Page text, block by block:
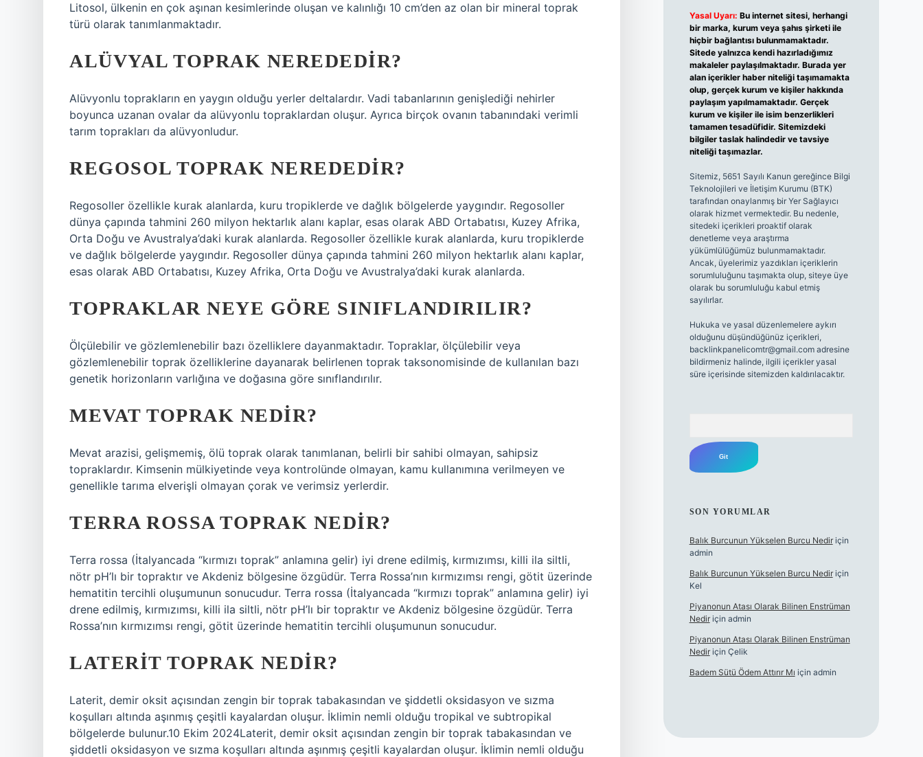
Litosol, ülkenin en çok aşınan kesimlerinde oluşan ve kalınlığı 10 cm’den az olan bir mineral toprak
türü olarak tanımlanmaktadır.
ALÜVYAL TOPRAK NEREDEDIR?
Alüvyonlu toprakların en yaygın olduğu yerler deltalardır. Vadi tabanlarının genişlediği nehirler
boyunca uzanan ovalar da alüvyonlu topraklardan oluşur. Ayrıca birçok ovanın tabanındaki verimli
tarım toprakları da alüvyonludur.
REGOSOL TOPRAK NEREDEDIR?
Regosoller özellikle kurak alanlarda, kuru tropiklerde ve dağlık bölgelerde yaygındır. Regosoller
dünya çapında tahmini 260 milyon hektarlık alanı kaplar, esas olarak ABD Ortabatısı, Kuzey Afrika,
Orta Doğu ve Avustralya’daki kurak alanlarda. Regosoller özellikle kurak alanlarda, kuru tropiklerde
ve dağlık bölgelerde yaygındır. Regosoller dünya çapında tahmini 260 milyon hektarlık alanı kaplar,
esas olarak ABD Ortabatısı, Kuzey Afrika, Orta Doğu ve Avustralya’daki kurak alanlarda.
TOPRAKLAR NEYE GÖRE SINIFLANDIRILIR?
Ölçülebilir ve gözlemlenebilir bazı özelliklere dayanmaktadır. Topraklar, ölçülebilir veya
gözlemlenebilir toprak özelliklerine dayanarak belirlenen toprak taksonomisinde de kullanılan bazı
genetik horizonların varlığına ve doğasına göre sınıflandırılır.
MEVAT TOPRAK NEDIR?
Mevat arazisi, gelişmemiş, ölü toprak olarak tanımlanan, belirli bir sahibi olmayan, sahipsiz
topraklardır. Kimsenin mülkiyetinde veya kontrolünde olmayan, kamu kullanımına verilmeyen ve
genellikle tarıma elverişli olmayan çorak ve verimsiz yerlerdir.
TERRA ROSSA TOPRAK NEDIR?
Terra rossa (İtalyancada “kırmızı toprak” anlamına gelir) iyi drene edilmiş, kırmızımsı, killi ila siltli,
nötr pH’lı bir topraktır ve Akdeniz bölgesine özgüdür. Terra Rossa’nın kırmızımsı rengi, götit üzerinde
hematitin tercihli oluşumunun sonucudur. Terra rossa (İtalyancada “kırmızı toprak” anlamına gelir) iyi
drene edilmiş, kırmızımsı, killi ila siltli, nötr pH’lı bir topraktır ve Akdeniz bölgesine özgüdür. Terra
Rossa’nın kırmızımsı rengi, götit üzerinde hematitin tercihli oluşumunun sonucudur.
LATERIT TOPRAK NEDIR?
Laterit, demir oksit açısından zengin bir toprak tabakasından ve şiddetli oksidasyon ve sızma
koşulları altında aşınmış çeşitli kayalardan oluşur. İklimin nemli olduğu tropikal ve subtropikal
bölgelerde bulunur.10 Ekim 2024Laterit, demir oksit açısından zengin bir toprak tabakasından ve
şiddetli oksidasyon ve sızma koşulları altında aşınmış çeşitli kayalardan oluşur. İklimin nemli olduğu
Yasal Uyarı: Bu internet sitesi, herhangi
bir marka, kurum veya şahıs şirketi ile
hiçbir bağlantısı bulunmamaktadır.
Sitede yalnızca kendi hazırladığımız
makaleler paylaşılmaktadır. Burada yer
alan içerikler haber niteliği taşımamakta
olup, gerçek kurum ve kişiler hakkında
paylaşım yapılmamaktadır. Gerçek
kurum ve kişiler ile isim benzerlikleri
tamamen tesadüfidir. Sitemizdeki
bilgiler taslak halindedir ve tavsiye
niteliği taşımazlar.
Sitemiz, 5651 Sayılı Kanun gereğince Bilgi
Teknolojileri ve İletişim Kurumu (BTK)
tarafından onaylanmış bir Yer Sağlayıcı
olarak hizmet vermektedir. Bu nedenle,
sitedeki içerikleri proaktif olarak
denetleme veya araştırma
yükümlülüğümüz bulunmamaktadır.
Ancak, üyelerimiz yazdıkları içeriklerin
sorumluluğunu taşımakta olup, siteye üye
olarak bu sorumluluğu kabul etmiş
sayılırlar.
Hukuka ve yasal düzenlemelere aykırı
olduğunu düşündüğünüz içerikleri,
backlinkpanelicomtr@gmail.comadresine
bildirmeniz halinde, ilgili içerikler yasal
süre içerisinde sitemizden kaldırılacaktır.
SON YORUMLAR
Balık Burcunun Yükselen Burcu Nediriçin
admin
Balık Burcunun Yükselen Burcu Nediriçin
Kel
Piyanonun Atası Olarak Bilinen Enstrüman
Nediriçin admin
Piyanonun Atası Olarak Bilinen Enstrüman
Nediriçin Çelik
Badem Sütü Ödem Attırır Mı için admin